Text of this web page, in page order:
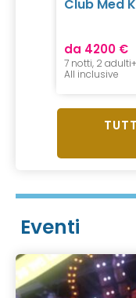
Club Med
da 4200 €
7 notti, 2
All inclusive
Eventi